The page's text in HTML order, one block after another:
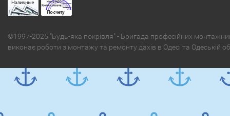
©1997-2025 "Будь-яка покрівля" - Бригада професійних
виконає роботи з монтажу та ремонту дахів в Одесі та Одеській